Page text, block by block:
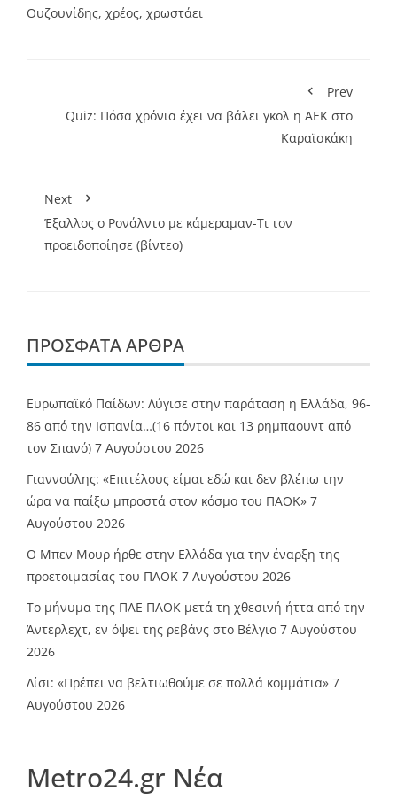
Ουζουνίδης, χρέος, χρωστάει
Prev
Quiz: Πόσα χρόνια έχει να βάλει γκολ η ΑΕΚ στο
Καραϊσκάκη
Next
Έξαλλος ο Ρονάλντο με κάμεραμαν-Τι τον
προειδοποίησε (βίντεο)
ΠΡΌΣΦΑΤΑ ΆΡΘΡΑ
Ευρωπαϊκό Παίδων: Λύγισε στην παράταση η Ελλάδα, 96-
86 από την Ισπανία…(16 πόντοι και 13 ρημπαουντ από
τον Σπανό) 7 Αυγούστου 2026
Γιαννούλης: «Επιτέλους είμαι εδώ και δεν βλέπω την
ώρα να παίξω μπροστά στον κόσμο του ΠΑΟΚ» 7
Αυγούστου 2026
O Mπεν Μουρ ήρθε στην Ελλάδα για την έναρξη της
προετοιμασίας του ΠΑΟΚ 7 Αυγούστου 2026
Το μήνυμα της ΠΑΕ ΠΑΟΚ μετά τη χθεσινή ήττα από την
Άντερλεχτ, εν όψει της ρεβάνς στο Βέλγιο 7 Αυγούστου
2026
Λίσι: «Πρέπει να βελτιωθούμε σε πολλά κομμάτια» 7
Αυγούστου 2026
Metro24.gr Νέα